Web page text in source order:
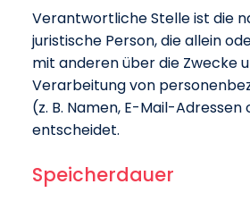
Verantwortliche Stelle ist die
juristische Person, die allein
mit anderen über die Zwecke
Verarbeitung von
(z. B. Namen, E-Mail-Adressen
entscheidet.
Speicherdauer